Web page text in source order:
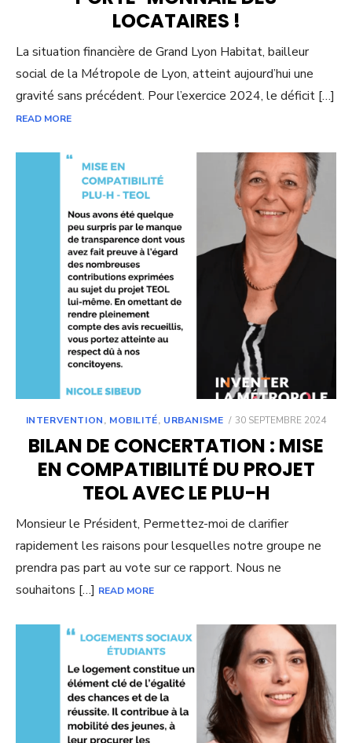
LOCATAIRES !
La situation financière de Grand Lyon Habitat, bailleur
social de la Métropole de Lyon, atteint aujourd’hui une
gravité sans précédent. Pour l’exercice 2024, le déficit […]
READ MORE
INTERVENTION, MOBILITÉ, URBANISME
POSTED
30 SEPTEMBRE 2024
BILAN DE CONCERTATION : MISE
EN COMPATIBILITÉ DU PROJET
TEOL AVEC LE PLU-H
Monsieur le Président, Permettez-moi de clarifier
rapidement les raisons pour lesquelles notre groupe ne
prendra pas part au vote sur ce rapport. Nous ne
souhaitons […] READ MORE